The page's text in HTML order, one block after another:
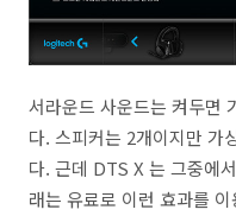
서라운드 사운드는 켜두면
다. 스피커는 2개이지만 가
다. 근데 DTS X 는 그중에
래는 유료로 이런 효과를